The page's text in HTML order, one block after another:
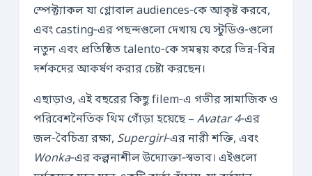
স্পেক্ট্যাকল যা গ্লোবাল audiences‑কে আকৃষ্ট করবে,
এবং casting‑এর পছন্দগুলো দেখায় যে স্টুডিও‑গুলো
নতুন এবং প্রতিষ্ঠিত talento‑কে সমন্বয় করে ভিন্ন‑বিন্ন
দর্শকদের আকর্ষণ করার চেষ্টা করছেন।
এছাড়াও, এই বছরের কিছু filem‑এ গভীর সামাজিক ও
পরিবেশনৈতিক থিম গোঁড়া হয়েছে – Avatar 4‑এর
জল‑বৈচিত্র্য রক্ষা, Supergirl‑এর নারী শক্তি, এবং
Wonka‑এর কল্পনাশীল উদ্যোক্তা‑স্বভাব। এইগুলো